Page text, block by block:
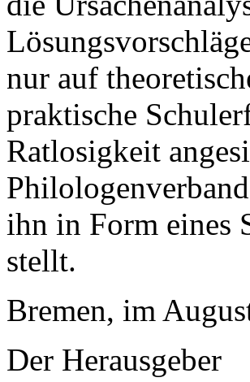
nur auf
praktische
Ratlosigkeit
ihn in Form eines
stellt.
Bremen, im
Der Herausgeber